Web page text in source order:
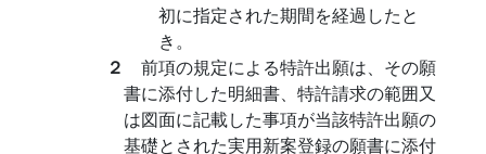
初に指定された期間を経過したと
き。
２ 前項の規定による特許出願は、その願
書に添付した明細書、特許請求の範囲又
は図面に記載した事項が当該特許出願の
基礎とされた実用新案登録の願書に添付